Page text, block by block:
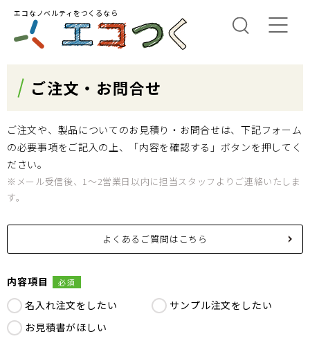
エコなノベルティをつくるなら
ご注文・お問合せ
ご注文や、製品についてのお見積り・お問合せは、下記フォーム
の必要事項をご記入の上、「内容を確認する」ボタンを押してく
ださい。
※メール受信後、1～2営業日以内に担当スタッフよりご連絡いたしま
す。
よくあるご質問はこちら
内容項目 必須
名入れ注文をしたい
サンプル注文をしたい
お見積書がほしい